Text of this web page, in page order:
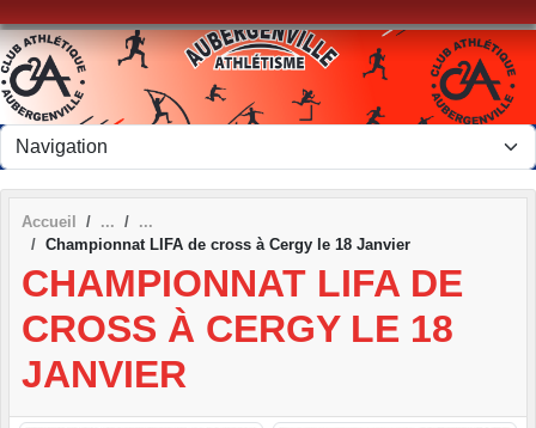
Accueil
Championnat LIFA de cross à Cergy le 18 Janvier
CHAMPIONNAT LIFA DE
CROSS À CERGY LE 18
JANVIER